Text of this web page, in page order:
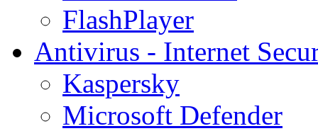
FlashPlayer
Antivirus - Internet
Kaspersky
Microsoft Defender